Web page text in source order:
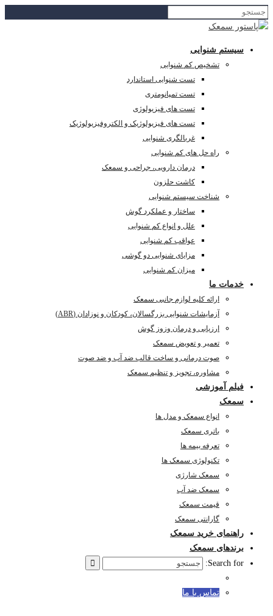
سیستم شنوایی
تشخیص کم شنوایی
تست شنوایی استاندارد
تست تمپانومتری
تست های فیزیولوژی
تست های فیزیولوژیک و الکتروفیزیولوژیک
غربالگری شنوایی
راه حل های کم شنوایی
درمان دارویی، جراحی و سمعک
کاشت حلزون
شناخت سیستم شنوایی
ساختار و عملکرد گوش
علل و انواع کم شنوایی
عواقب کم شنوایی
مزایای شنوایی دو گوشی
میزان کم شنوایی
خدمات ما
ارائه کلیه لوازم جانبی سمعک
آزمایشات شنوایی بزرگسالان، کودکان و نوزادان (ABR)
ارزیابی و درمان وزوز گوش
تعمیر و تعویض سمعک
صوت درمانی و ساخت قالب ضد آب و ضد صوت
مشاوره، تجویز و تنظیم سمعک
فیلم آموزشی
سمعک
انواع سمعک و مدل ها
باتری سمعک
تعرفه بیمه ها
تکنولوژی سمعک ها
سمعک شارژی
سمعک ضد آب
قیمت سمعک
گارانتی سمعک
راهنمای خرید سمعک
برندهای سمعک
Search for:
تماس با ما